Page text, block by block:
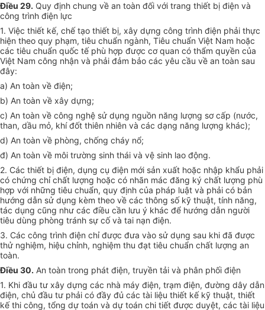
Điều 29. Quy định chung về an toàn đối với trang thiết bị điện và
công trình điện lực
1. Việc thiết kế, chế tạo thiết bị, xây dựng công trình điện phải thực
hiện theo quy phạm, tiêu chuẩn ngành, Tiêu chuẩn Việt Nam hoặc
các tiêu chuẩn quốc tế phù hợp được cơ quan có thẩm quyền của
Việt Nam công nhận và phải đảm bảo các yêu cầu về an toàn sau
đây:
a) An toàn về điện;
b) An toàn về xây dựng;
c) An toàn về công nghệ sử dụng nguồn năng lượng sơ cấp (nước,
than, dầu mỏ, khí đốt thiên nhiên và các dạng năng lượng khác);
d) An toàn về phòng, chống cháy nổ;
đ) An toàn về môi trường sinh thái và vệ sinh lao động.
2. Các thiết bị điện, dụng cụ điện mới sản xuất hoặc nhập khẩu phải
có chứng chỉ chất lượng hoặc có nhãn mác đăng ký chất lượng phù
hợp với những tiêu chuẩn, quy định của pháp luật và phải có bản
hướng dẫn sử dụng kèm theo về các thông số kỹ thuật, tính năng,
tác dụng cũng như các điều cần lưu ý khác để hướng dẫn người
tiêu dùng phòng tránh sự cố và tai nạn điện.
3. Các công trình điện chỉ được đưa vào sử dụng sau khi đã được
thử nghiệm, hiệu chỉnh, nghiệm thu đạt tiêu chuẩn chất lượng an
toàn.
Điều 30. An toàn trong phát điện, truyền tải và phân phối điện
1. Khi đầu tư xây dựng các nhà máy điện, trạm điện, đường dây dẫn
điện, chủ đầu tư phải có đầy đủ các tài liệu thiết kế kỹ thuật, thiết
kế thi công, tổng dự toán và dự toán chi tiết được duyệt, các tài liệu